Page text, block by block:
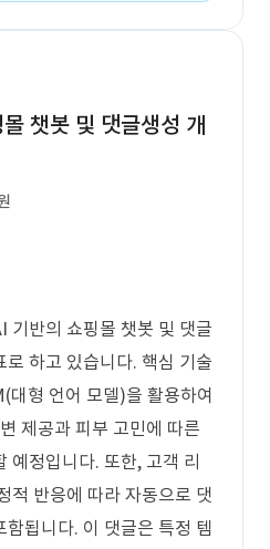
챗봇 및 댓글생성 개
기반의 쇼핑몰 챗봇 및 댓글
하고 있습니다. 핵심 기술
대형 언어 모델)을 활용하여
제공과 피부 고민에 따른
예정입니다. 또한, 고객 리
적 반응에 따라 자동으로 댓
됩니다. 이 댓글은 특정 템